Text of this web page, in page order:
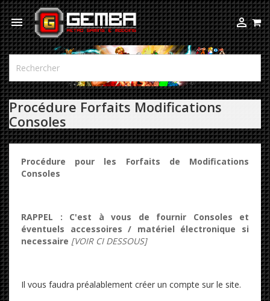
 
Procédure Forfaits Modifications
Consoles
Procédure pour les Forfaits de Modifications
Consoles
RAPPEL : C'est à vous de fournir Consoles et
éventuels accessoires / matériel électronique si
necessaire [VOIR CI DESSOUS]
Il vous faudra préalablement créer un compte sur le site.